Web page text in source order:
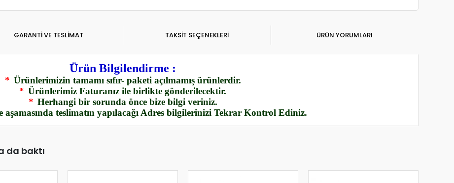
GARANTİ VE TESLİMAT TAKSİT SEÇENEKLERİ ÜRÜN YORUMLARI
Ürün Bilgilendirme :
* Ürünlerimizin tamamı sıfır- paketi açılmamış ürünlerdir.
* Ürünlerimiz Faturanız ile birlikte gönderilecektir.
* Herhangi bir sorunda önce bize bilgi veriniz.
aşamasında teslimatın yapılacağı Adres bilgilerinizi Tekrar Kontrol Ediniz.
da baktı